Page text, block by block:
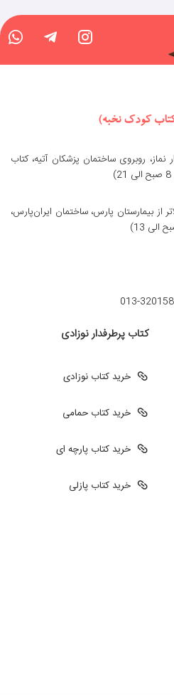
نماز، روبروی ساختمان پزشکان آتیه، کتاب
از بیمارستان پارس، ساختمان ایران‌پارس،
کتاب پرطرفدار نوزادی
خرید کتاب نوزادی
خرید کتاب حمامی
خرید کتاب پارچه ای
خرید کتاب پازلی